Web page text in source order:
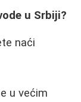
u Srbiji?
naći
u većim